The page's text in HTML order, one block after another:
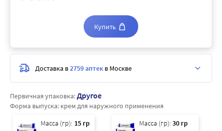
Первичная упаковка:Другое
Форма выпуска: крем для наружного применения
Масса (гр): 15 гр
Масса (гр): 30 гр
Купить
Доставка в2759 аптек в Москве